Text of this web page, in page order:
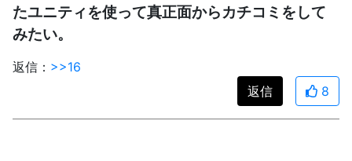
たユニティを使って真正面からカチコミをして
みたい。
返信： >>16
返信
8